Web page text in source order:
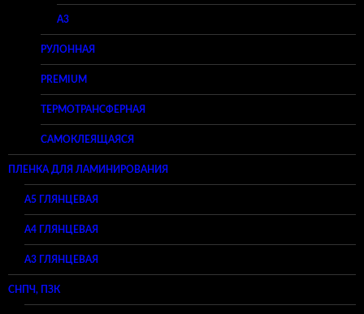
A3
РУЛОННАЯ
PREMIUM
ТЕРМОТРАНСФЕРНАЯ
САМОКЛЕЯЩАЯСЯ
ПЛЕНКА ДЛЯ ЛАМИНИРОВАНИЯ
A5 ГЛЯНЦЕВАЯ
А4 ГЛЯНЦЕВАЯ
A3 ГЛЯНЦЕВАЯ
СНПЧ, ПЗК